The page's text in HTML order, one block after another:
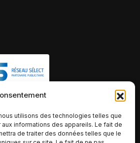
utilisons des technologies telles que
informations des appareils. Le fait de
de traiter des données telles que le